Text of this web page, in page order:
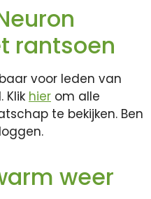
rantsoen
voor leden van
Klik hier om alle
te bekijken. Ben
weer